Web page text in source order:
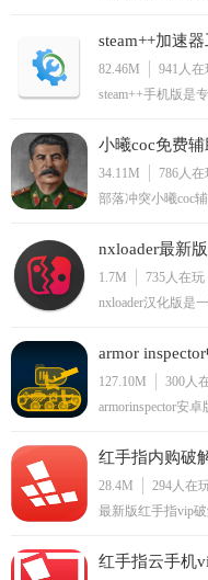
了，并没有改名。
技的手机应用，无
你畅玩，还在为等
steam++加速
82.46M 941 人在
steam++手机版是
的游戏资源，还可
需要的用户快点来
包含多种Steam工
小曦coc免费
34.11M 786人在
部落冲突小曦coc
美释放双手，帮您
吧！小曦coc辅助
典策略塔防游戏《
nxloader最新
1.7M 735人在玩
nxloader汉化版是
附带了详细的使用
下载体验吧！
简介为任天堂
armor
v3.9.19
127.10M 300人
armorinspector安
兵布阵，从而充分
下载这个辅助，能
armorinspector中文
红手指内购破
28.4M 294人在
最新版红手指vip
的王者！你还在等
红手指云手机